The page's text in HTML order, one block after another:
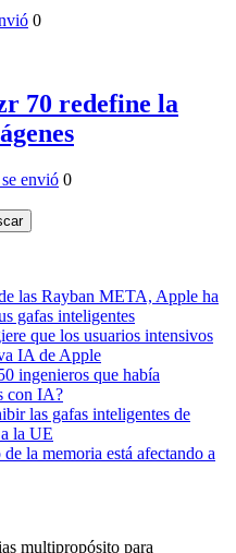
0
70 redefine la
se envió 0
las Rayban META, Apple ha
gafas inteligentes
que los usuarios intensivos
IA de Apple
ingenieros que había
con IA?
las gafas inteligentes de
la UE
la memoria está afectando a
multipropósito para